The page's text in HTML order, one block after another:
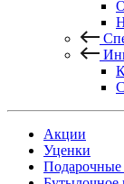
Акции
Уценки
Подарочные